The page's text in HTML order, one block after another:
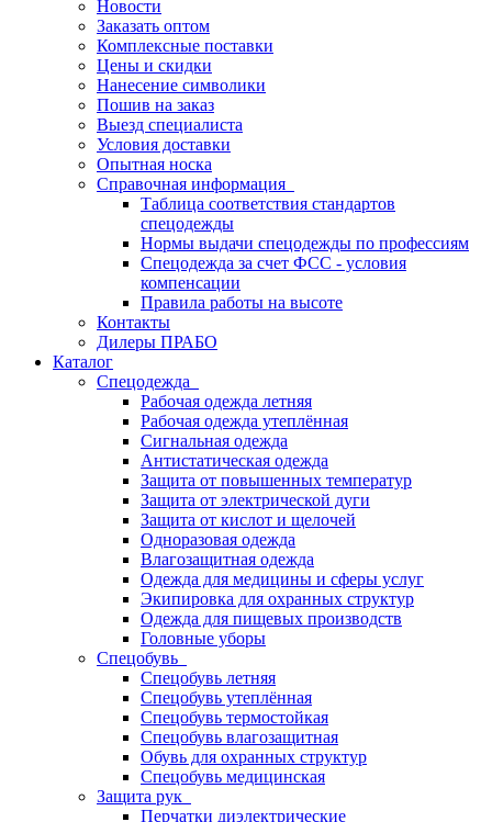
Новости
Заказать оптом
Комплексные поставки
Цены и скидки
Нанесение символики
Пошив на заказ
Выезд специалиста
Условия доставки
Опытная носка
Справочная информация
Таблица соответствия стандартов
спецодежды
Нормы выдачи спецодежды по профессиям
Спецодежда за счет ФСС - условия
компенсации
Правила работы на высоте
Контакты
Дилеры ПРАБО
Каталог
Спецодежда
Рабочая одежда летняя
Рабочая одежда утеплённая
Сигнальная одежда
Антистатическая одежда
Защита от повышенных температур
Защита от электрической дуги
Защита от кислот и щелочей
Одноразовая одежда
Влагозащитная одежда
Одежда для медицины и сферы услуг
Экипировка для охранных структур
Одежда для пищевых производств
Головные уборы
Спецобувь
Спецобувь летняя
Спецобувь утеплённая
Спецобувь термостойкая
Спецобувь влагозащитная
Обувь для охранных структур
Спецобувь медицинская
Защита рук
Перчатки диэлектрические